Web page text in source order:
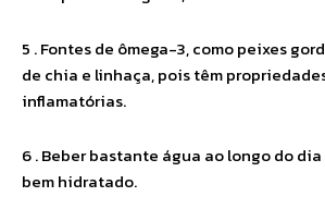
5 . Fontes de ômega-3, como peixes
de chia e linhaça, pois têm
inflamatórias.
6 . Beber bastante água ao longo do
bem hidratado.